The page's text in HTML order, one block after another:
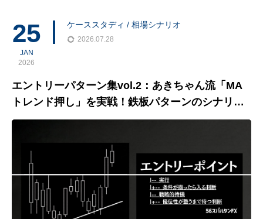
すくなります。ですが、上位足から下位足へ、時間軸→ライン→
移動平
25
JAN
2026
ケーススタディ / 相場シナリオ
2026.07.28
エントリーパターン集vol.2：あきちゃん流「MA
トレンド押し」を実戦！鉄板パターンのシナリオ
構築